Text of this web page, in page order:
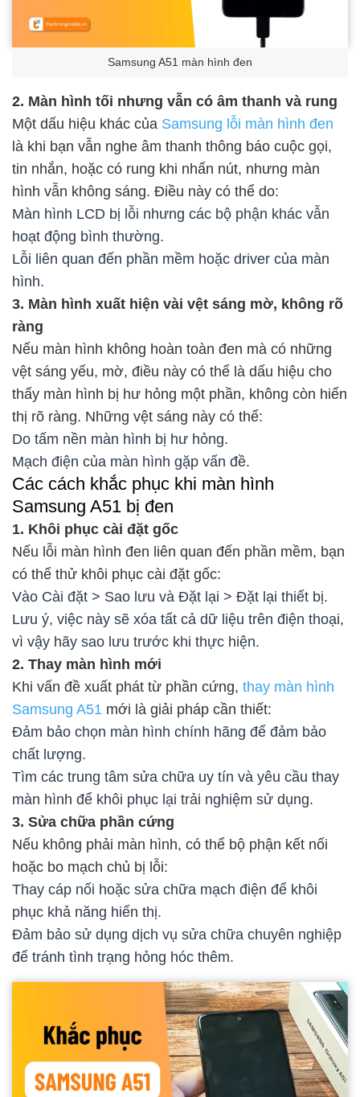
Samsung A51 màn hình đen
2. Màn hình tối nhưng vẫn có âm thanh và rung
Một dấu hiệu khác của Samsung lỗi màn hình đen
là khi bạn vẫn nghe âm thanh thông báo cuộc gọi,
tin nhắn, hoặc có rung khi nhấn nút, nhưng màn
hình vẫn không sáng. Điều này có thể do:
Màn hình LCD bị lỗi nhưng các bộ phận khác vẫn
hoạt động bình thường.
Lỗi liên quan đến phần mềm hoặc driver của màn
hình.
3. Màn hình xuất hiện vài vệt sáng mờ, không rõ
ràng
Nếu màn hình không hoàn toàn đen mà có những
vệt sáng yếu, mờ, điều này có thể là dấu hiệu cho
thấy màn hình bị hư hỏng một phần, không còn hiển
thị rõ ràng. Những vệt sáng này có thể:
Do tấm nền màn hình bị hư hỏng.
Mạch điện của màn hình gặp vấn đề.
Các cách khắc phục khi màn hình
Samsung A51 bị đen
1. Khôi phục cài đặt gốc
Nếu lỗi màn hình đen liên quan đến phần mềm, bạn
có thể thử khôi phục cài đặt gốc:
Vào Cài đặt > Sao lưu và Đặt lại > Đặt lại thiết bị.
Lưu ý, việc này sẽ xóa tất cả dữ liệu trên điện thoại,
vì vậy hãy sao lưu trước khi thực hiện.
2. Thay màn hình mới
Khi vấn đề xuất phát từ phần cứng, thay màn hình
Samsung A51 mới là giải pháp cần thiết:
Đảm bảo chọn màn hình chính hãng để đảm bảo
chất lượng.
Tìm các trung tâm sửa chữa uy tín và yêu cầu thay
màn hình để khôi phục lại trải nghiệm sử dụng.
3. Sửa chữa phần cứng
Nếu không phải màn hình, có thể bộ phận kết nối
hoặc bo mạch chủ bị lỗi:
Thay cáp nối hoặc sửa chữa mạch điện để khôi
phục khả năng hiển thị.
Đảm bảo sử dụng dịch vụ sửa chữa chuyên nghiệp
để tránh tình trạng hỏng hóc thêm.